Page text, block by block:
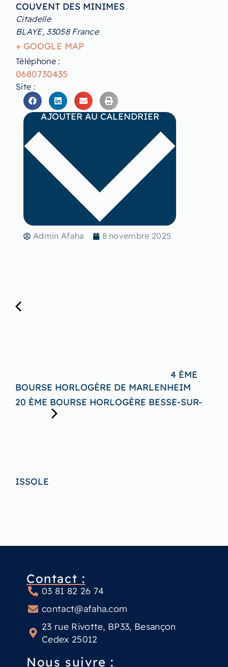
COUVENT DES MINIMES
Citadelle
BLAYE, 33058 France
+ GOOGLE MAP
Téléphone :
0680730435
Site :
Admin Afaha 8 novembre 2025
4 ÈME
BOURSE HORLOGÈRE DE MARLENHEIM
20 ÈME BOURSE HORLOGÈRE BESSE-SUR-
ISSOLE
Contact :
03 81 82 26 74
contact@afaha.com
23 rue Rivotte, BP33, Besançon
Cedex 25012
Nous suivre :